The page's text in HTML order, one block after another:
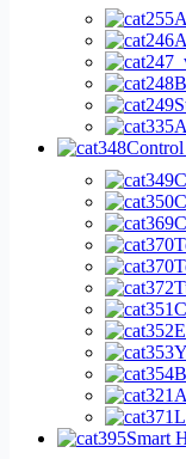
Control
Smart